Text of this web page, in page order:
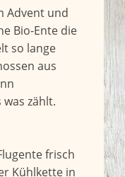
Advent und
Bio-Ente die
so lange
aus
zählt.
frisch
Kühlkette in